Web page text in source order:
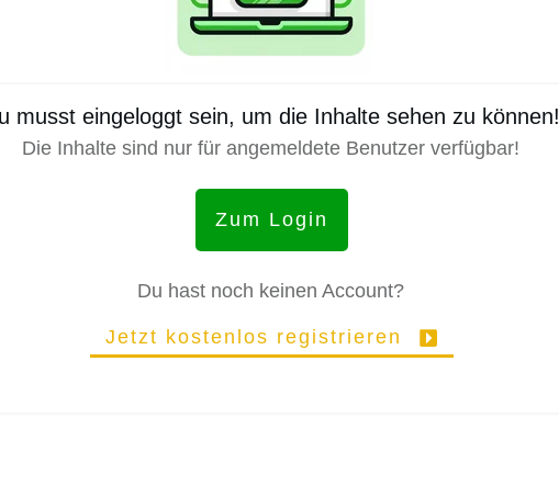
musst eingeloggt sein, um die Inhalte sehen zu können!
Die Inhalte sind nur für angemeldete Benutzer verfügbar!
Zum Login
Du hast noch keinen Account?
Jetzt kostenlos registrieren